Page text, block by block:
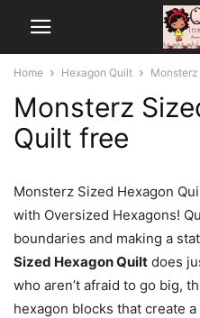
Home Hexagon Quilt
Monsterz
Quilt free
Monsterz Sized Hexagon
with Oversized Hexagons!
boundaries and making a
Sized Hexagon Quilt does
who aren’t afraid to go big,
hexagon blocks that create